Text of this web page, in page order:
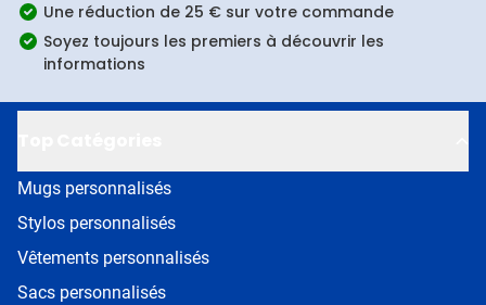
Une réduction de 25 € sur votre commande
Soyez toujours les premiers à découvrir les
informations
Mugs personnalisés
Stylos personnalisés
Vêtements personnalisés
Sacs personnalisés